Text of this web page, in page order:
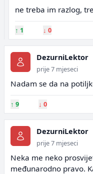
ne treba im razlog,
↑ 1 ↓ 0
DezurniLektor
prije 7 mjeseci
Nadam se da na
↑ 9 ↓ 0
DezurniLektor
prije 7 mjeseci
Neka me neko
međunarodno pravo.